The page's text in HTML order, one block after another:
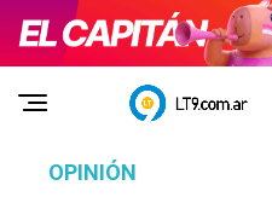
OPINIÓN